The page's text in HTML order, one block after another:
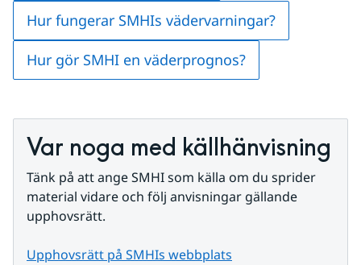
Hur fungerar SMHIs vädervarningar?
Hur gör SMHI en väderprognos?
Var noga med källhänvisning
Tänk på att ange SMHI som källa om du sprider
material vidare och följ anvisningar gällande
upphovsrätt.
Upphovsrätt på SMHIs webbplats